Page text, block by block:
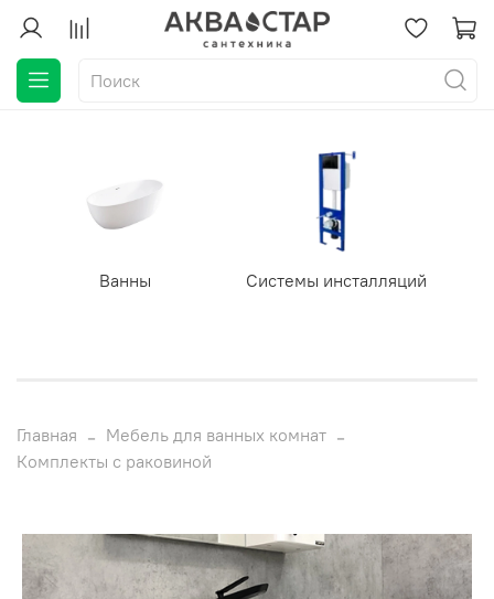
Ванны Системы инсталляций
Главная
Мебель для ванных комнат
Комплекты с раковиной